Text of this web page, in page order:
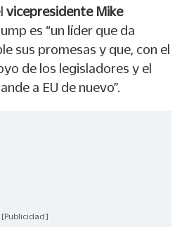
vicepresidente Mike
es “un líder que da
sus promesas y que, con el
de los legisladores y el
a EU de nuevo”.
[Publicidad]